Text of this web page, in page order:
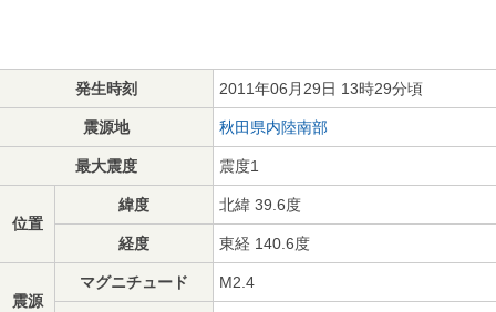
発生時刻 2011年06月29日 13時29分頃
震源地 秋田県内陸南部
最大震度 震度1
位置
緯度 北緯 39.6度
経度 東経 140.6度
震源
マグニチュード M2.4